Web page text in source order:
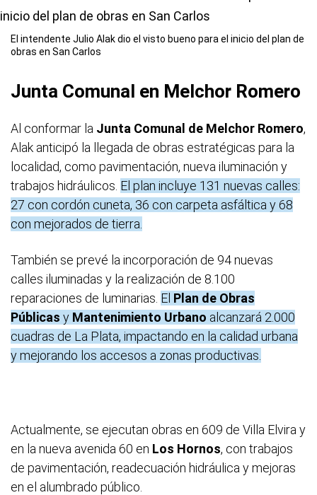
El intendente Julio Alak dio el visto bueno para el inicio del plan de
obras en San Carlos
Junta Comunal en Melchor Romero
Al conformar la Junta Comunal de Melchor Romero,
Alak anticipó la llegada de obras estratégicas para la
localidad, como pavimentación, nueva iluminación y
trabajos hidráulicos. El plan incluye 131 nuevas calles:
27 con cordón cuneta, 36 con carpeta asfáltica y 68
con mejorados de tierra.
También se prevé la incorporación de 94 nuevas
calles iluminadas y la realización de 8.100
reparaciones de luminarias. El Plan de Obras
Públicas y Mantenimiento Urbano alcanzará 2.000
cuadras de La Plata, impactando en la calidad urbana
y mejorando los accesos a zonas productivas.
Actualmente, se ejecutan obras en 609 de Villa Elvira y
en la nueva avenida 60 en Los Hornos, con trabajos
de pavimentación, readecuación hidráulica y mejoras
en el alumbrado público.